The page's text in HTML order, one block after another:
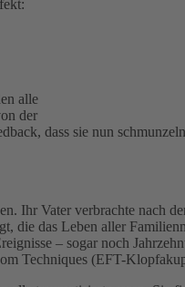
alle
der
dass sie nun
Ihr Vater verbrachte nach
die das Leben aller
– sogar noch
Techniques (EFT-